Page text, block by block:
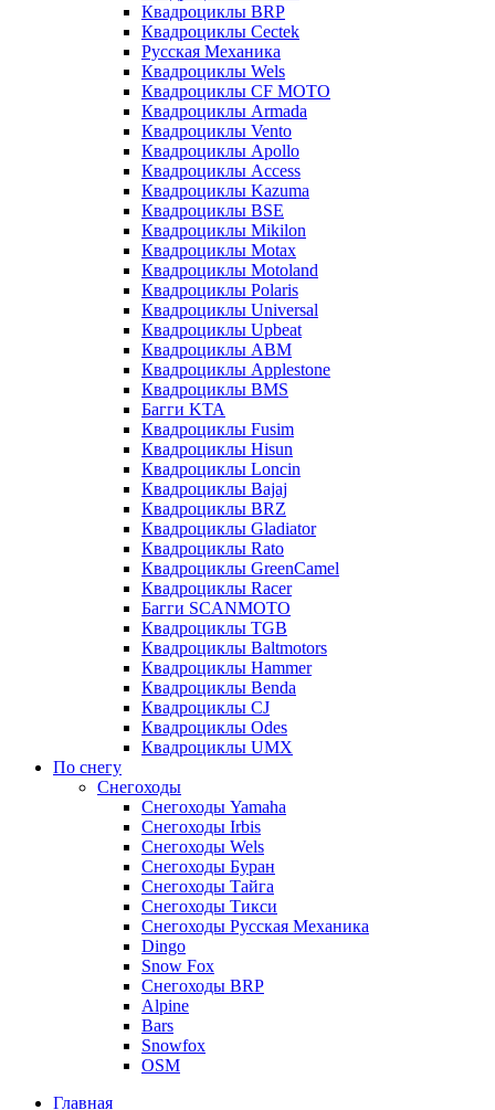
Квадроциклы BRP
Квадроциклы Cectek
Русская Механика
Квадроциклы Wels
Квадроциклы CF MOTO
Квадроциклы Armada
Квадроциклы Vento
Квадроциклы Apollo
Квадроциклы Access
Квадроциклы Kazuma
Квадроциклы BSE
Квадроциклы Mikilon
Квадроциклы Motax
Квадроциклы Motoland
Квадроциклы Polaris
Квадроциклы Universal
Квадроциклы Upbeat
Квадроциклы ABM
Квадроциклы Applestone
Квадроциклы BMS
Багги KTA
Квадроциклы Fusim
Квадроциклы Hisun
Квадроциклы Loncin
Квадроциклы Bajaj
Квадроциклы BRZ
Квадроциклы Gladiator
Квадроциклы Rato
Квадроциклы GreenCamel
Квадроциклы Racer
Багги SCANMOTO
Квадроциклы TGB
Квадроциклы Baltmotors
Квадроциклы Hammer
Квадроциклы Benda
Квадроциклы CJ
Квадроциклы Odes
Квадроциклы UMX
По снегу
Снегоходы
Снегоходы Yamaha
Снегоходы Irbis
Снегоходы Wels
Снегоходы Буран
Снегоходы Тайга
Снегоходы Тикси
Снегоходы Русская Механика
Dingo
Snow Fox
Снегоходы BRP
Alpine
Bars
Snowfox
OSM
Главная